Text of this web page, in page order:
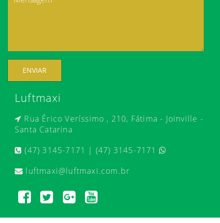
ENVIAR
Luftmaxi
Rua Érico Veríssimo , 210, Fátima - Joinville -
Santa Catarina
(47) 3145-7171 | (47) 3145-7171
luftmaxi@luftmaxi.com.br